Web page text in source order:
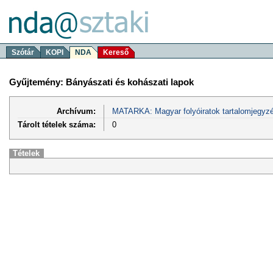
Szótár KOPI NDA Kereső
Gyűjtemény: Bányászati és kohászati lapok
Archívum:
MATARKA: Magyar folyóiratok
Tárolt tételek száma:
0
Tételek